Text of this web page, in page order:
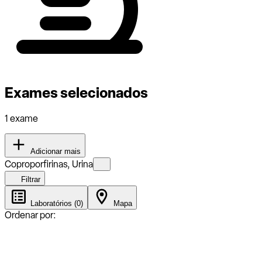
Exames selecionados
1 exame
Adicionar mais
Coproporfirinas, Urina
Filtrar
Laboratórios (0) Mapa
Ordenar por: